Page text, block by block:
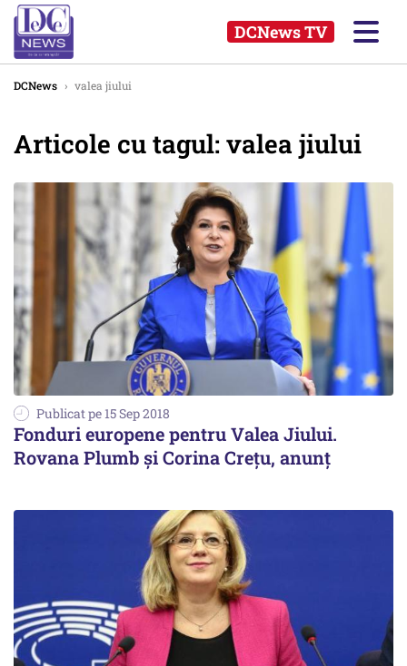
DCNews TV
DCNews › valea jiului
Articole cu tagul: valea jiului
Publicat pe 15 Sep 2018
Fonduri europene pentru Valea Jiului.
Rovana Plumb și Corina Crețu, anunț